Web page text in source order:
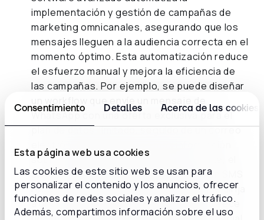
Consentimiento Detalles Acerca de las cookies
Esta página web usa cookies
Las cookies de este sitio web se usan para
personalizar el contenido y los anuncios, ofrecer
funciones de redes sociales y analizar el tráfico.
Además, compartimos información sobre el uso
implementación y gestión de campañas de
marketing omnicanales, asegurando que los
mensajes lleguen a la audiencia correcta en el
momento óptimo. Esta automatización reduce
el esfuerzo manual y mejora la eficiencia de
las campañas. Por ejemplo, se puede diseñar
WhatsApp con una oferta exclusiva para el
plan de datos ilimitado, seguido de un correo
sobre la oferta. Si el cliente no convierte, el
sistema puede programar el envío de un SMS
recordatorio con una oferta limitada que dirija
a una landinf page personalizada que ofrece